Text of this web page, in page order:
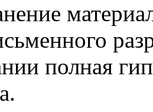
полная